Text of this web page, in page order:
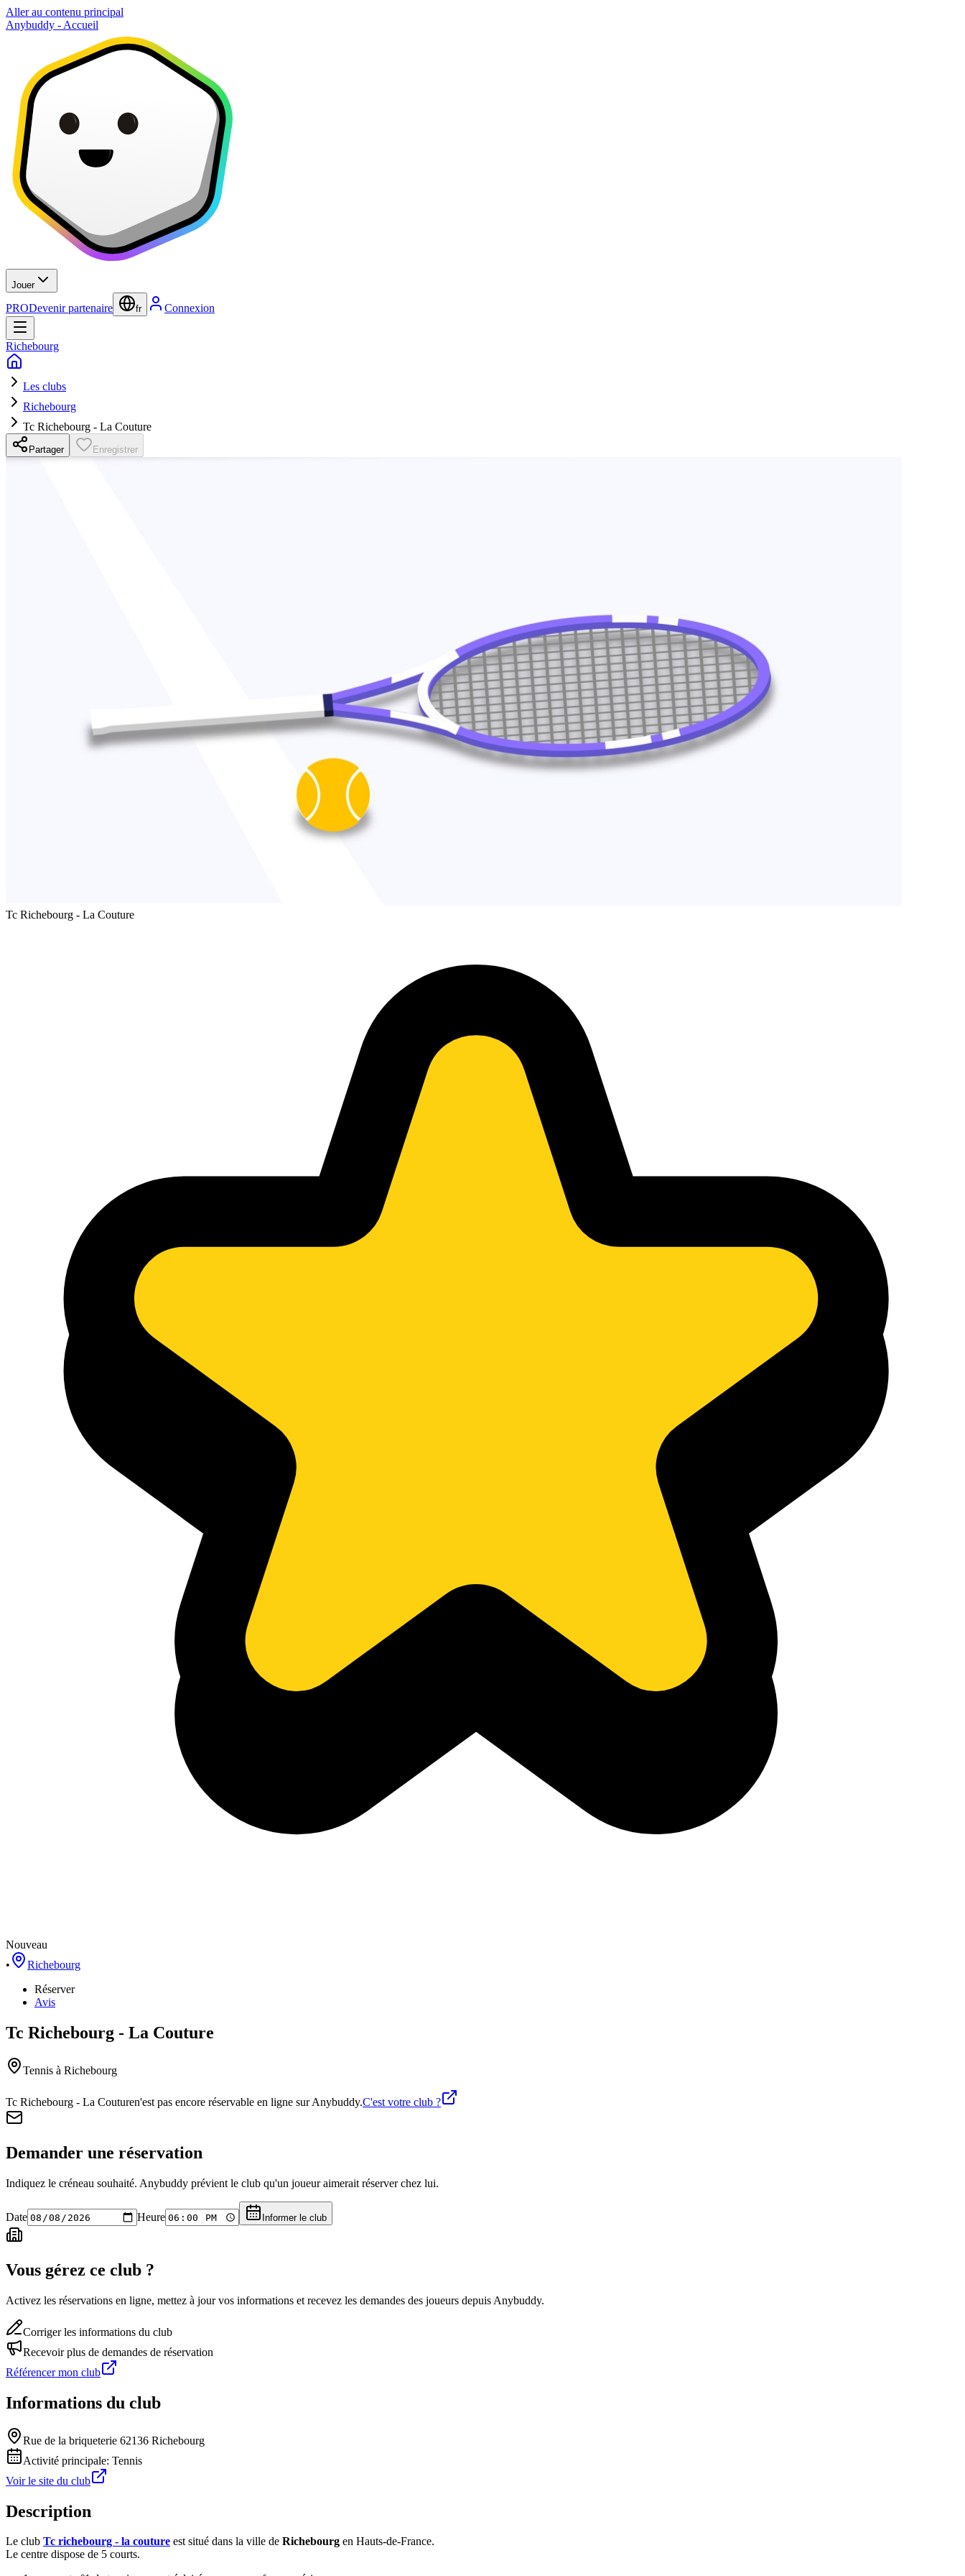
Aller au contenu principal
Anybuddy - Accueil
Jouer
PRODevenir partenaire fr Connexion
Richebourg
Les clubs
Richebourg
Tc Richebourg - La Couture
Partager Enregistrer
Tc Richebourg - La Couture
Nouveau
•
Richebourg
Réserver
Avis
Tc Richebourg - La Couture
Tennis à Richebourg
Tc Richebourg - La Couturen'est pas encore réservable en ligne sur Anybuddy.C'est votre club ?
Demander une réservation
Indiquez le créneau souhaité. Anybuddy prévient le club qu'un joueur aimerait réserver chez lui.
Date Heure Informer le club
Vous gérez ce club ?
Activez les réservations en ligne, mettez à jour vos informations et recevez les demandes des joueurs depuis Anybuddy.
Corriger les informations du club
Recevoir plus de demandes de réservation
Référencer mon club
Informations du club
Rue de la briqueterie 62136 Richebourg
Activité principale: Tennis
Voir le site du club
Description
Le club Tc richebourg - la couture est situé dans la ville de Richebourg en Hauts-de-France.
Le centre dispose de 5 courts.